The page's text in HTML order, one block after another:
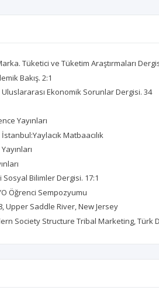
Tüketici ve Tüketim Araştırmaları
Bakış. 2:1
Ekonomik Sorunlar Dergisi. 34
Yayınları
Matbaacılık
Sosyal Bilimler Dergisi. 17:1
Öğrenci Sempozyumu
Upper Saddle River, New Jersey
Society Structure Tribal Marketing, Türk